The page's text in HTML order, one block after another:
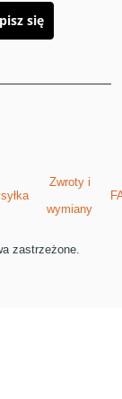
się
Zwroty i
wymiany
zastrzeżone.